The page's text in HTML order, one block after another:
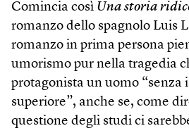
Comincia così Una storia
romanzo dello spagnolo Luis
romanzo in prima persona
umorismo pur nella tragedia
protagonista un uomo “senza
superiore”, anche se, come
questione degli studi ci